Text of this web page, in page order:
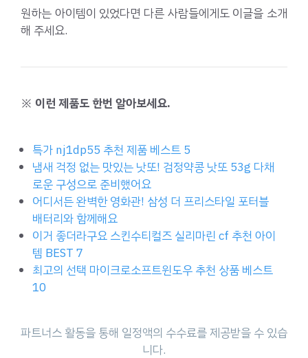
원하는 아이템이 있었다면 다른 사람들에게도 이글을 소개
해 주세요.
※ 이런 제품도 한번 알아보세요.
특가 nj1dp55 추천 제품 베스트 5
냄새 걱정 없는 맛있는 낫또! 검정약콩 낫또 53g 다채
로운 구성으로 준비했어요
어디서든 완벽한 영화관! 삼성 더 프리스타일 포터블
배터리와 함께해요
이거 좋더라구요 스킨수티컬즈 실리마린 cf 추천 아이
템 BEST 7
최고의 선택 마이크로소프트윈도우 추천 상품 베스트
10
파트너스 활동을 통해 일정액의 수수료를 제공받을 수 있습
니다.